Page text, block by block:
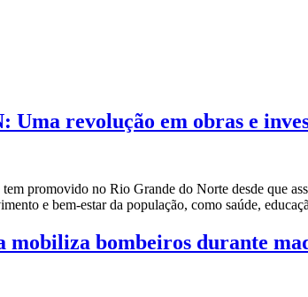
Uma revolução em obras e
promovido no Rio Grande do Norte desde que
e bem-estar da população, como saúde,
mobiliza bombeiros durante